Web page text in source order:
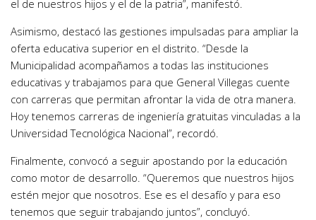
el de nuestros hijos y el de la patria”, manifestó.
Asimismo, destacó las gestiones impulsadas para ampliar la
oferta educativa superior en el distrito. “Desde la
Municipalidad acompañamos a todas las instituciones
educativas y trabajamos para que General Villegas cuente
con carreras que permitan afrontar la vida de otra manera.
Hoy tenemos carreras de ingeniería gratuitas vinculadas a la
Universidad Tecnológica Nacional”, recordó.
Finalmente, convocó a seguir apostando por la educación
como motor de desarrollo. “Queremos que nuestros hijos
estén mejor que nosotros. Ese es el desafío y para eso
tenemos que seguir trabajando juntos”, concluyó.